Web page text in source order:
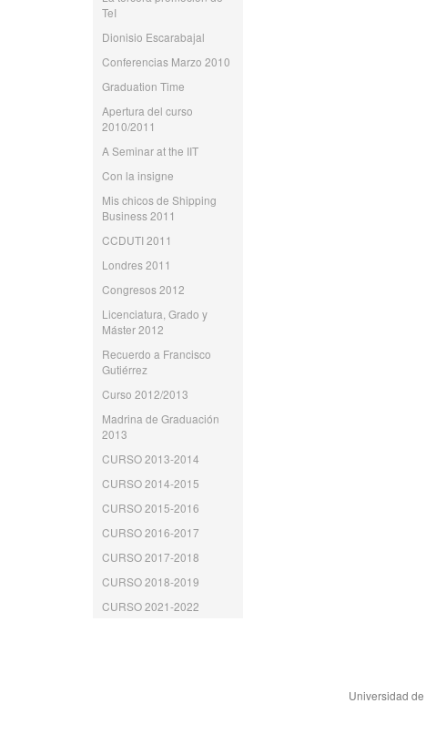
TeI
Dionisio Escarabajal
Conferencias Marzo 2010
Graduation Time
Apertura del curso
2010/2011
A Seminar at the IIT
Con la insigne
Mis chicos de Shipping
Business 2011
CCDUTI 2011
Londres 2011
Congresos 2012
Licenciatura, Grado y
Máster 2012
Recuerdo a Francisco
Gutiérrez
Curso 2012/2013
Madrina de Graduación
2013
CURSO 2013-2014
CURSO 2014-2015
CURSO 2015-2016
CURSO 2016-2017
CURSO 2017-2018
CURSO 2018-2019
CURSO 2021-2022
Universidad